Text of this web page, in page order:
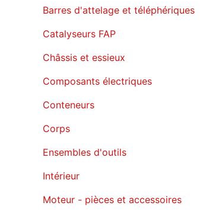
Barres d'attelage et téléphériques
Catalyseurs FAP
Châssis et essieux
Composants électriques
Conteneurs
Corps
Ensembles d'outils
Intérieur
Moteur - pièces et accessoires